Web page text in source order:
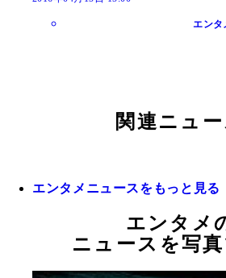
エンタ
関連ニュー
エンタメニュースをもっと見る
エンタメ
ニュースを写